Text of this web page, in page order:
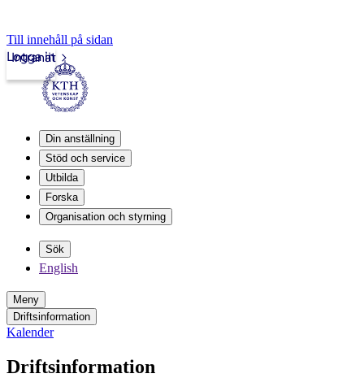
Till innehåll på sidan
Intranät
Logga in
Din anställning
Stöd och service
Utbilda
Forska
Organisation och styrning
Sök
English
Meny
Driftsinformation
Kalender
Driftsinformation